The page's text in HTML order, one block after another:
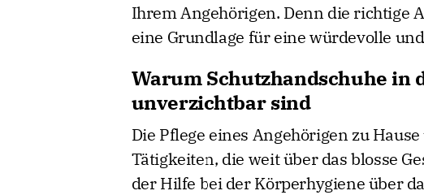
Ihrem Angehörigen. Denn die richtige
eine Grundlage für eine würdevolle
Warum Schutzhandschuhe in
unverzichtbar sind
Die Pflege eines Angehörigen zu
Tätigkeiten, die weit über das blosse
der Hilfe bei der Körperhygiene über